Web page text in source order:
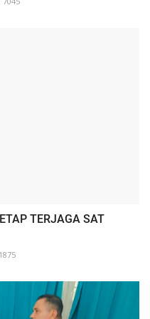
TERJAGA SAT
1875